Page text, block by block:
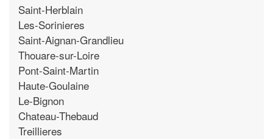
Saint-Herblain
Les-Sorinieres
Saint-Aignan-Grandlieu
Thouare-sur-Loire
Pont-Saint-Martin
Haute-Goulaine
Le-Bignon
Chateau-Thebaud
Treillieres